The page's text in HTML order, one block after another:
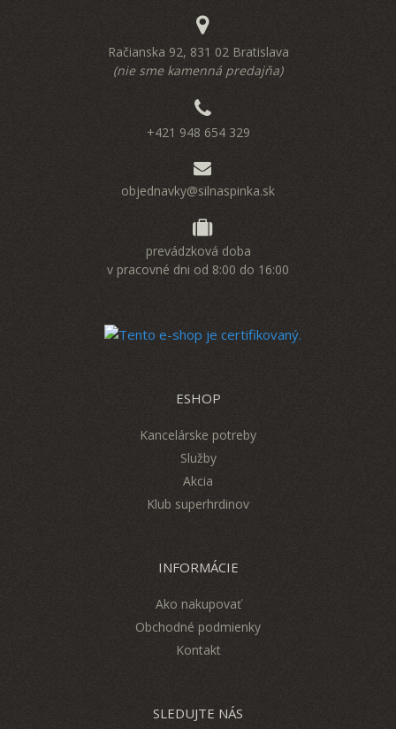
Račianska 92, 831 02 Bratislava
(nie sme kamenná predajňa)
+421 948 654 329
objednavky@silnaspinka.sk
prevádzková doba
v pracovné dni od 8:00 do 16:00
ESHOP
Kancelárske potreby
Služby
Akcia
Klub superhrdinov
INFORMÁCIE
Ako nakupovať
Obchodné podmienky
Kontakt
SLEDUJTE NÁS